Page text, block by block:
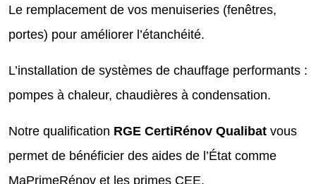
Le remplacement de vos menuiseries (fenêtres,
portes) pour améliorer l’étanchéité.
L’installation de systèmes de chauffage performants :
pompes à chaleur, chaudières à condensation.
Notre qualification RGE CertiRénov Qualibat vous
permet de bénéficier des aides de l’État comme
MaPrimeRénov et les primes CEE.